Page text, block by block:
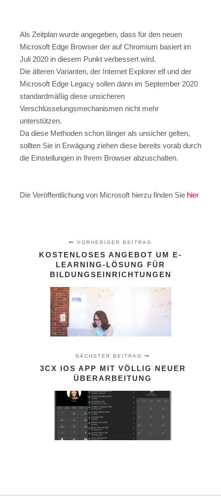
Als Zeitplan wurde angegeben, dass für den neuen
Microsoft Edge Browser der auf Chromium basiert im
Juli 2020 in diesem Punkt verbessert wird.
Die älteren Varianten, der Internet Explorer elf und der
Microsoft Edge Legacy sollen dann im September 2020
standardmäßig diese unsicheren
Verschlüsselungsmechanismen nicht mehr
unterstützen.
Da diese Methoden schon länger als unsicher gelten,
sollten Sie in Erwägung ziehen diese bereits vorab durch
die Einstellungen in Ihrem Browser abzuschalten.
Die Veröffentlichung von Microsoft hierzu finden Sie hier
VORHERIGER BEITRAG
KOSTENLOSES ANGEBOT UM E-
LEARNING-LÖSUNG FÜR
BILDUNGSEINRICHTUNGEN
NÄCHSTER BEITRAG
3CX IOS APP MIT VÖLLIG NEUER
ÜBERARBEITUNG